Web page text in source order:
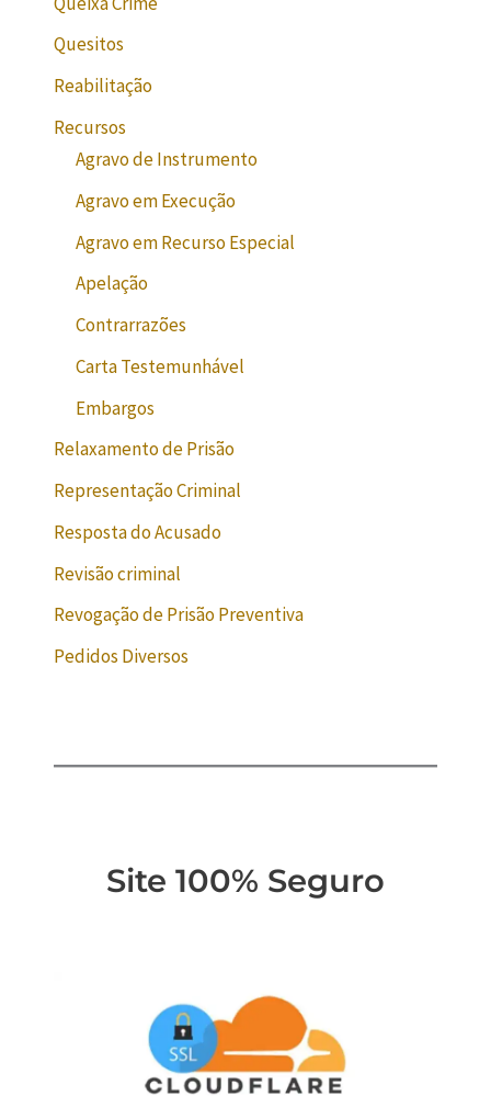
Quesitos
Reabilitação
Recursos
Agravo de Instrumento
Agravo em Execução
Agravo em Recurso Especial
Apelação
Contrarrazões
Carta Testemunhável
Embargos
Relaxamento de Prisão
Representação Criminal
Resposta do Acusado
Revisão criminal
Revogação de Prisão Preventiva
Pedidos Diversos
Site 100% Seguro